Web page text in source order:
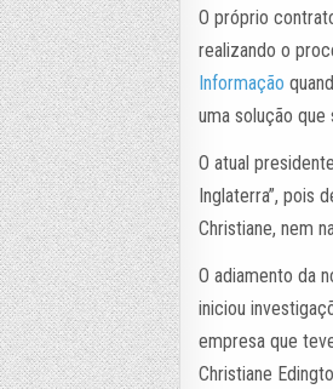
O próprio
realizando o
Informação
uma solução
O atual
Inglaterra”, pois
Christiane, nem
O adiamento da
iniciou
empresa que
Christiane